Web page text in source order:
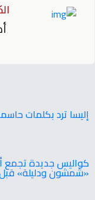
إليسا ترد بكلمات
كواليس جديدة تجمع
«شمشون ودليلة»